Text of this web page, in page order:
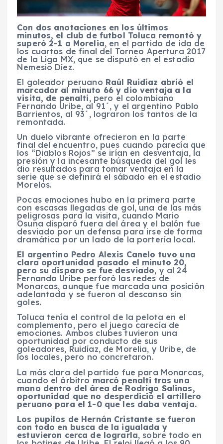
Con dos anotaciones en los últimos
minutos, el club de futbol Toluca remontó y
superó 2-1 a Morelia, en el partido de ida de
los cuartos de final del Torneo Apertura 2017
de la Liga MX, que se disputó en el estadio
Nemesio Díez.
El goleador peruano Raúl Ruidíaz abrió el
marcador al minuto 66 y dio ventaja a la
visita, de penalti, pero el colombiano
Fernando Uribe, al 91´, y el argentino Pablo
Barrientos, al 93´, lograron los tantos de la
remontada.
Un duelo vibrante ofrecieron en la parte
final del encuentro, pues cuando parecía que
los “Diablos Rojos” se irían en desventaja, la
presión y la incesante búsqueda del gol les
dio resultados para tomar ventaja en la
serie que se definirá el sábado en el estadio
Morelos.
Pocas emociones hubo en la primera parte
con escasas llegadas de gol, una de las más
peligrosas para la visita, cuando Mario
Osuna disparó fuera del área y el balón fue
desviado por un defensa para irse de forma
dramática por un lado de la portería local.
El argentino Pedro Alexis Canelo tuvo una
clara oportunidad pasado el minuto 20,
pero su disparo se fue desviado, y al 24
Fernando Uribe perforó las redes de
Monarcas, aunque fue marcada una posición
adelantada y se fueron al descanso sin
goles.
Toluca tenía el control de la pelota en el
complemento, pero el juego carecía de
emociones. Ambos clubes tuvieron una
oportunidad por conducto de sus
goleadores, Ruidíaz, de Morelia, y Uribe, de
los locales, pero no concretaron.
La más clara del partido fue para Monarcas,
cuando el árbitro marcó penalti tras una
mano dentro del área de Rodrigo Salinas,
oportunidad que no desperdició el artillero
peruano para el 1-0 que les daba ventaja.
Los pupilos de Hernán Cristante se fueron
con todo en busca de la igualada y
estuvieron cerca de lograrla, sobre todo en